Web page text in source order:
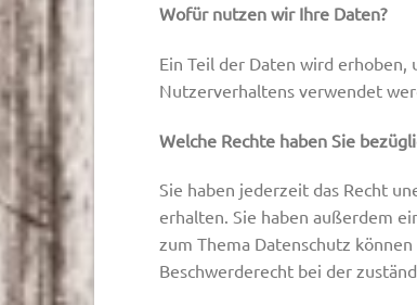
Wofür nutzen wir Ihre Daten?
Ein Teil der Daten wird
Nutzerverhaltens verwendet
Welche Rechte haben Sie
Sie haben jederzeit das Recht
erhalten. Sie haben außerdem
zum Thema Datenschutz
Beschwerderecht bei der